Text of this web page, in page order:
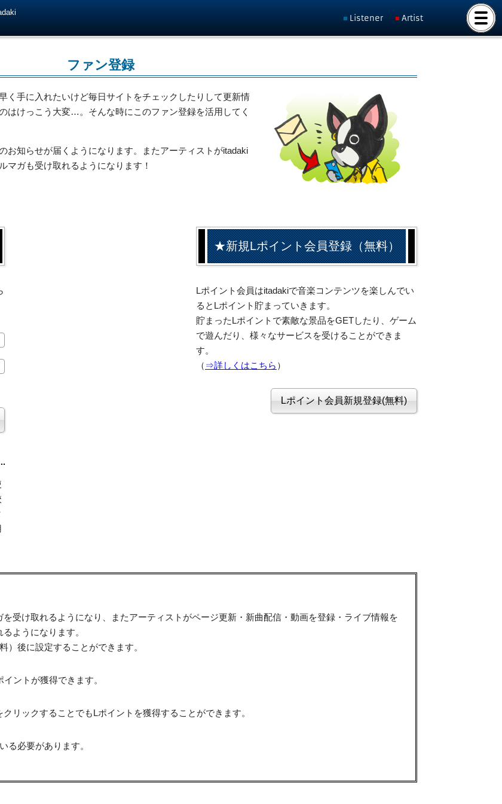
Listener Artist
ファン登録
く手に入れたいけど毎日サイトをチェックしたりして更新情
はけっこう大変…。そんな時にこのファン登録を活用してく
お知らせが届くようになります。またアーティストがitadaki
マガも受け取れるようになります！
★新規Lポイント会員登録（無料）
Lポイント会員はitadakiで音楽コンテンツを楽しんでい
るとLポイント貯まっていきます。
貯まったLポイントで素敵な景品をGETしたり、ゲーム
で遊んだり、様々なサービスを受けることができま
す。
（ ⇒詳しくはこちら ）
受け取れるようになり、またアーティストがページ更新・新曲配信・動画を登録・ライブ情報を
ようになります。
後に設定することができます。
ントが獲得できます。
リックすることでもLポイントを獲得することができます。
る必要があります。